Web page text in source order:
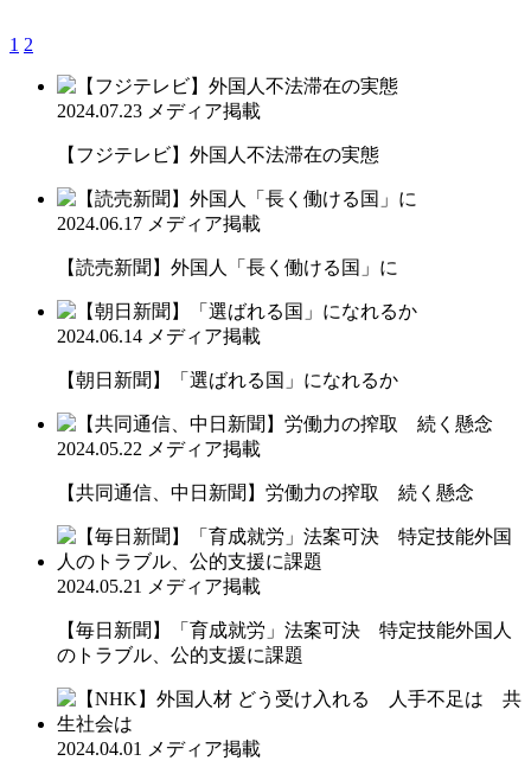
1 2
2024.07.23 メディア掲載
【フジテレビ】外国人不法滞在の実態
2024.06.17 メディア掲載
【読売新聞】外国人「長く働ける国」に
2024.06.14 メディア掲載
【朝日新聞】「選ばれる国」になれるか
2024.05.22 メディア掲載
【共同通信、中日新聞】労働力の搾取 続く懸念
2024.05.21 メディア掲載
【毎日新聞】「育成就労」法案可決 特定技能外国人
のトラブル、公的支援に課題
2024.04.01 メディア掲載